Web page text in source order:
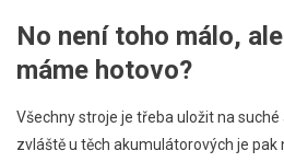
No není toho málo,
máme hotovo?
Všechny stroje je třeba uložit na
zvláště u těch akumulátorových je